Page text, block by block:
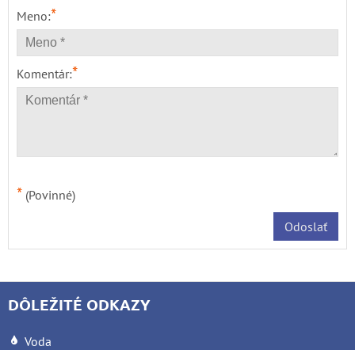
Meno:*
Komentár:*
* (Povinné)
Odoslať
DÔLEŽITÉ ODKAZY
Voda